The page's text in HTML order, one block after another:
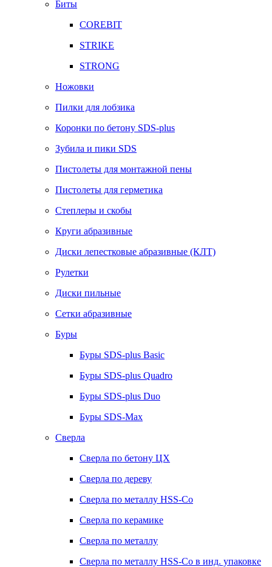
Биты
COREBIT
STRIKE
STRONG
Ножовки
Пилки для лобзика
Коронки по бетону SDS-plus
Зубила и пики SDS
Пистолеты для монтажной пены
Пистолеты для герметика
Степлеры и скобы
Круги абразивные
Диски лепестковые абразивные (КЛТ)
Рулетки
Диски пильные
Сетки абразивные
Буры
Буры SDS-plus Basic
Буры SDS-plus Quadro
Буры SDS-plus Duo
Буры SDS-Max
Сверла
Сверла по бетону ЦХ
Сверла по дереву
Сверла по металлу HSS-Co
Сверла по керамике
Сверла по металлу
Сверла по металлу HSS-Co в инд. упаковке